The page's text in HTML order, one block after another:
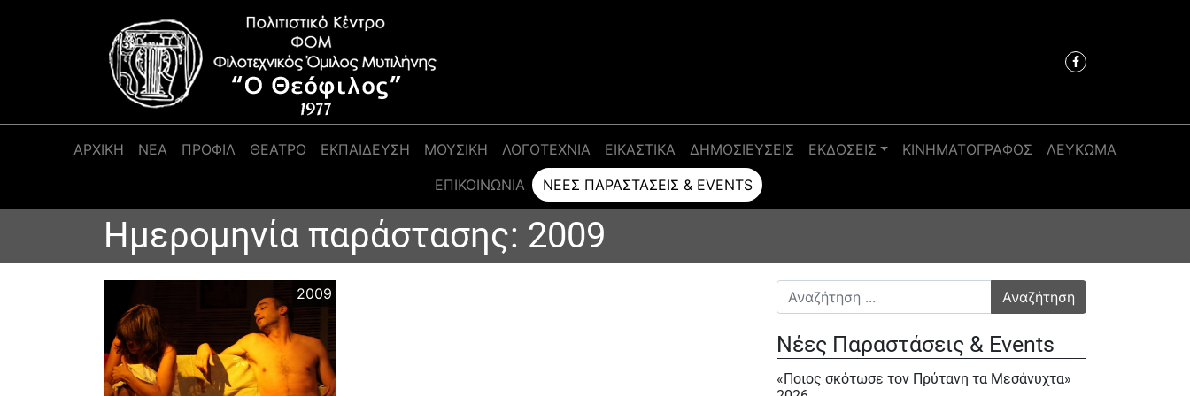
Κύρια πλοήγηση
ΑΡΧΙΚΉ ΝΕΑ ΠΡΟΦΊΛ ΘΕΑΤΡΟ ΕΚΠΑΙΔΕΥΣΗ ΜΟΥΣΙΚΗ ΛΟΓΟΤΕΧΝΙΑ ΕΙΚΑΣΤΙΚΑ ΔΗΜΟΣΙΕΥΣΕΙΣ ΕΚΔΟΣΕΙΣ ΚΙΝΗΜΑΤΟΓΡΑΦΟΣ
ΛΕΥΚΩΜΑ
ΕΠΙΚΟΙΝΩΝΊΑ
ΝΈΕΣ ΠΑΡΑΣΤΆΣΕΙΣ & EVENTS
Ημερομηνία παράστασης: 2009
2009 Αναζήτηση για:
Νέες Παραστάσεις & Events
«Ποιος σκότωσε τον Πρύτανη τα Μεσάνυχτα»